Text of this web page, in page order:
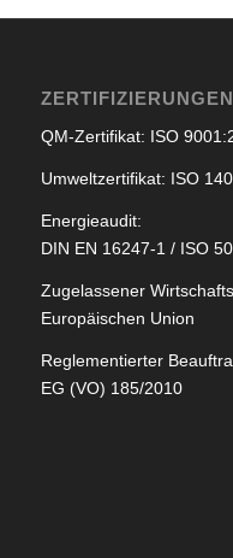
ZERTIFIZIERUNGEN
QM-Zertifikat: ISO
Umweltzertifikat: ISO
Energieaudit:
DIN EN 16247-1 / ISO
Zugelassener
Europäischen Union
Reglementierter
EG (VO) 185/2010